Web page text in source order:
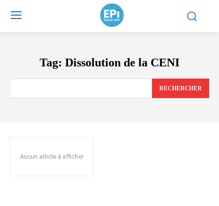
Tag: Dissolution de la CENI
RECHERCHER
Aucun article à afficher